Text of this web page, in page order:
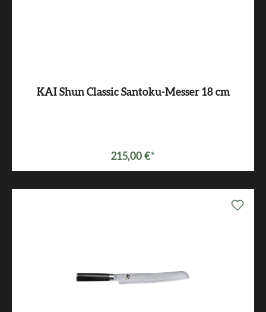
KAI Shun Classic Santoku-Messer 18 cm
215,00 €*